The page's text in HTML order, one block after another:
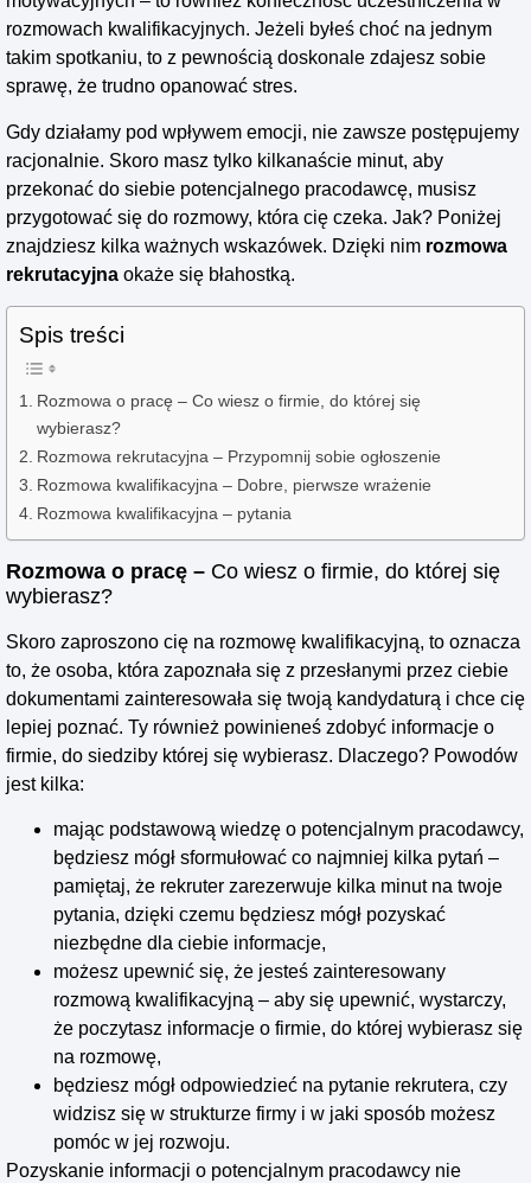
rozmowach kwalifikacyjnych. Jeżeli byłeś choć na jednym
takim spotkaniu, to z pewnością doskonale zdajesz sobie
sprawę, że trudno opanować stres.
Gdy działamy pod wpływem emocji, nie zawsze postępujemy
racjonalnie. Skoro masz tylko kilkanaście minut, aby
przekonać do siebie potencjalnego pracodawcę, musisz
przygotować się do rozmowy, która cię czeka. Jak? Poniżej
znajdziesz kilka ważnych wskazówek. Dzięki nim rozmowa
rekrutacyjna okaże się błahostką.
Spis treści
Rozmowa o pracę – Co wiesz o firmie, do której się
wybierasz?
Rozmowa rekrutacyjna – Przypomnij sobie ogłoszenie
Rozmowa kwalifikacyjna – Dobre, pierwsze wrażenie
Rozmowa kwalifikacyjna – pytania
Rozmowa o pracę – Co wiesz o firmie, do której się
wybierasz?
Skoro zaproszono cię na rozmowę kwalifikacyjną, to oznacza
to, że osoba, która zapoznała się z przesłanymi przez ciebie
dokumentami zainteresowała się twoją kandydaturą i chce cię
lepiej poznać. Ty również powinieneś zdobyć informacje o
firmie, do siedziby której się wybierasz. Dlaczego? Powodów
jest kilka:
mając podstawową wiedzę o potencjalnym pracodawcy,
będziesz mógł sformułować co najmniej kilka pytań –
pamiętaj, że rekruter zarezerwuje kilka minut na twoje
pytania, dzięki czemu będziesz mógł pozyskać
niezbędne dla ciebie informacje,
możesz upewnić się, że jesteś zainteresowany
rozmową kwalifikacyjną – aby się upewnić, wystarczy,
że poczytasz informacje o firmie, do której wybierasz się
na rozmowę,
będziesz mógł odpowiedzieć na pytanie rekrutera, czy
widzisz się w strukturze firmy i w jaki sposób możesz
pomóc w jej rozwoju.
Pozyskanie informacji o potencjalnym pracodawcy nie